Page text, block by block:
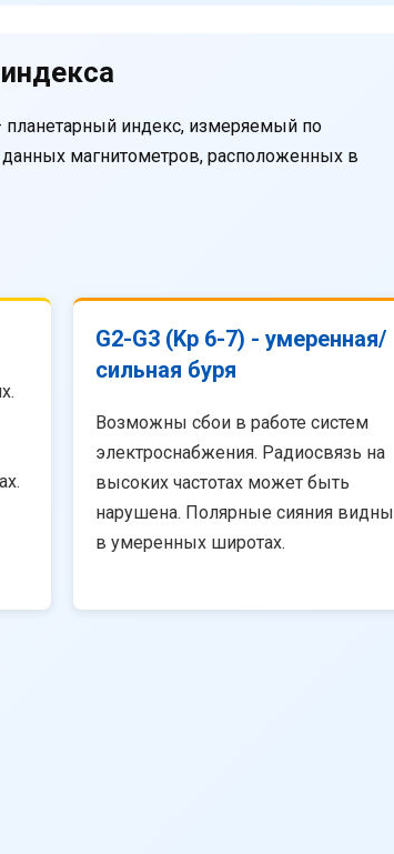
планетарный индекс, измеряемый по
магнитометров, расположенных в
G2-G3 (Kp 6-7) - умеренная/
сильная буря
Возможны сбои в работе систем
электроснабжения. Радиосвязь на
высоких частотах может быть
нарушена. Полярные сияния видны
в умеренных широтах.